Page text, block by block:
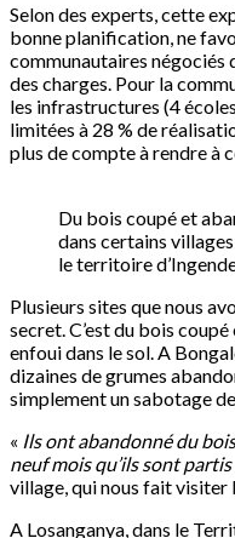
Selon des experts, cette
bonne planification, ne
communautaires négociés
des charges. Pour la
les infrastructures (4
limitées à 28 % de
plus de compte à rendre à
Du bois coupé et
dans certains
le territoire
Plusieurs sites que nous
secret. C’est du bois
enfoui dans le sol. A
dizaines de grumes
simplement un sabotage
« Ils ont abandonné du
neuf mois qu’ils sont partis
village, qui nous fait visiter
A Losanganya, dans le